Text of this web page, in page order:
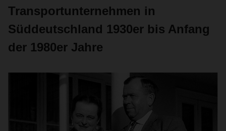
Transportunternehmen in
Süddeutschland 1930er bis Anfang
der 1980er Jahre